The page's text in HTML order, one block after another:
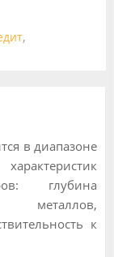
,
в диапазоне
глубина
металлов,
к